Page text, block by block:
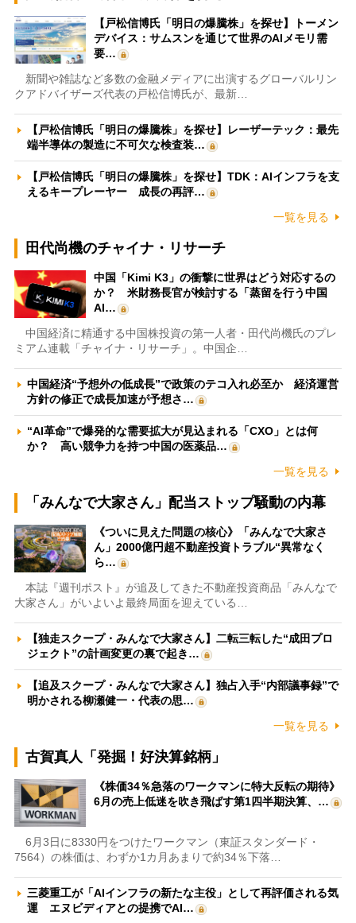
【戸松信博氏「明日の爆騰株」を探せ】トーメン
デバイス：サムスンを通じて世界のAIメモリ需
要…
新聞や雑誌など多数の金融メディアに出演するグローバルリン
クアドバイザーズ代表の戸松信博氏が、最新…
【戸松信博氏「明日の爆騰株」を探せ】レーザーテック：最先
端半導体の製造に不可欠な検査装…
【戸松信博氏「明日の爆騰株」を探せ】TDK：AIインフラを支
えるキープレーヤー 成長の再評…
一覧を見る
田代尚機のチャイナ・リサーチ
中国「Kimi K3」の衝撃に世界はどう対応するの
か？ 米財務長官が検討する「蒸留を行う中国
AI…
中国経済に精通する中国株投資の第一人者・田代尚機氏のプレ
ミアム連載「チャイナ・リサーチ」。中国企…
中国経済“予想外の低成長”で政策のテコ入れ必至か 経済運営
方針の修正で成長加速が予想さ…
“AI革命”で爆発的な需要拡大が見込まれる「CXO」とは何
か？ 高い競争力を持つ中国の医薬品…
一覧を見る
「みんなで大家さん」配当ストップ騒動の内幕
《ついに見えた問題の核心》「みんなで大家さ
ん」2000億円超不動産投資トラブル“異常なく
ら…
本誌『週刊ポスト』が追及してきた不動産投資商品「みんなで
大家さん」がいよいよ最終局面を迎えている…
【独走スクープ・みんなで大家さん】二転三転した“成田プロ
ジェクト”の計画変更の裏で起き…
【追及スクープ・みんなで大家さん】独占入手“内部議事録”で
明かされる柳瀬健一・代表の思…
一覧を見る
古賀真人「発掘！好決算銘柄」
《株価34％急落のワークマンに特大反転の期待》
6月の売上低迷を吹き飛ばす第1四半期決算、…
6月3日に8330円をつけたワークマン（東証スタンダード・
7564）の株価は、わずか1カ月あまりで約34％下落…
三菱重工が「AIインフラの新たな主役」として再評価される気
運 エヌビディアとの提携でAI…